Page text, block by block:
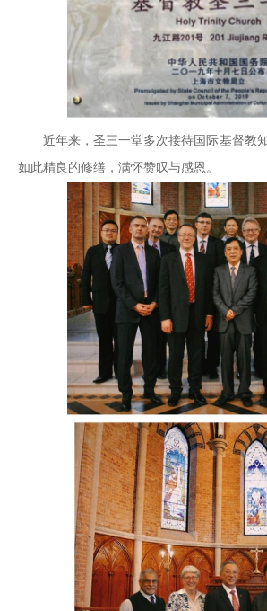
近年来，圣三一堂多次接待国际基督教
如此精良的修缮，满怀赞叹与感恩。